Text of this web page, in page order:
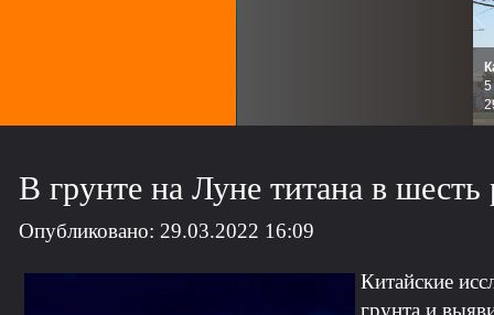
5
В грунте на Луне титана в
Опубликовано: 29.03.2022 16:09
Китайские
грунта и